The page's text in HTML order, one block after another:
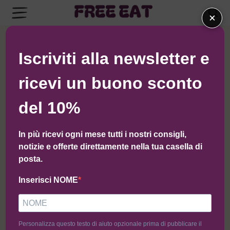
×
Iscriviti alla newsletter e
ricevi un buono sconto
del 10%
In più ricevi ogni mese tutti i nostri consigli,
notizie e offerte direttamente nella tua casella di
posta.
Inserisci NOME
Personalizza questo testo di aiuto opzionale prima di pubblicare il